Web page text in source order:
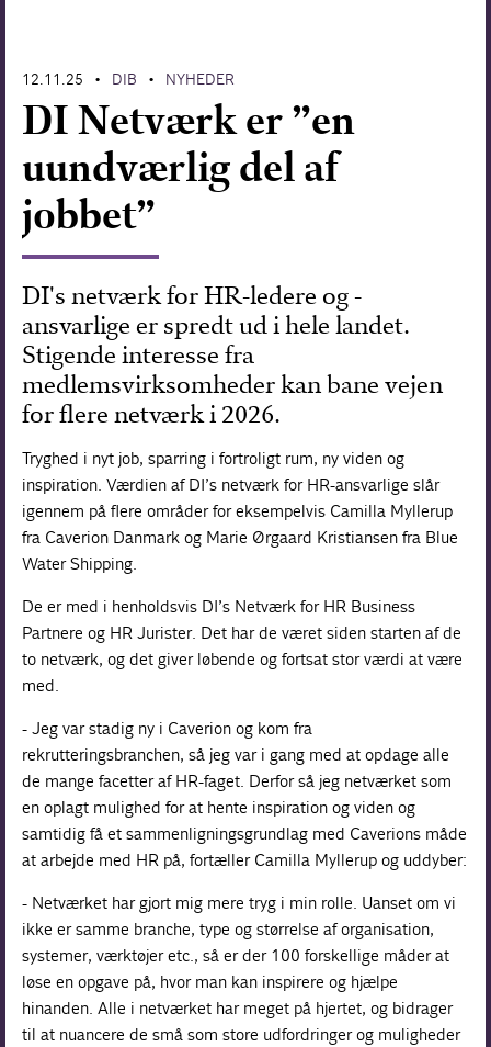
12.11.25 • DIB • NYHEDER
DI Netværk er ”en
uundværlig del af
jobbet”
DI's netværk for HR-ledere og -
ansvarlige er spredt ud i hele landet.
Stigende interesse fra
medlemsvirksomheder kan bane vejen
for flere netværk i 2026.
Tryghed i nyt job, sparring i fortroligt rum, ny viden og
inspiration. Værdien af DI’s netværk for HR-ansvarlige slår
igennem på flere områder for eksempelvis Camilla Myllerup
fra Caverion Danmark og Marie Ørgaard Kristiansen fra Blue
Water Shipping.
De er med i henholdsvis DI’s Netværk for HR Business
Partnere og HR Jurister. Det har de været siden starten af de
to netværk, og det giver løbende og fortsat stor værdi at være
med.
- Jeg var stadig ny i Caverion og kom fra
rekrutteringsbranchen, så jeg var i gang med at opdage alle
de mange facetter af HR-faget. Derfor så jeg netværket som
en oplagt mulighed for at hente inspiration og viden og
samtidig få et sammenligningsgrundlag med Caverions måde
at arbejde med HR på, fortæller Camilla Myllerup og uddyber:
- Netværket har gjort mig mere tryg i min rolle. Uanset om vi
ikke er samme branche, type og størrelse af organisation,
systemer, værktøjer etc., så er der 100 forskellige måder at
løse en opgave på, hvor man kan inspirere og hjælpe
hinanden. Alle i netværket har meget på hjertet, og bidrager
til at nuancere de små som store udfordringer og muligheder